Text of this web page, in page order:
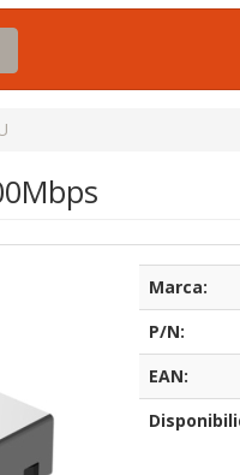
Marca:
P/N:
EAN: